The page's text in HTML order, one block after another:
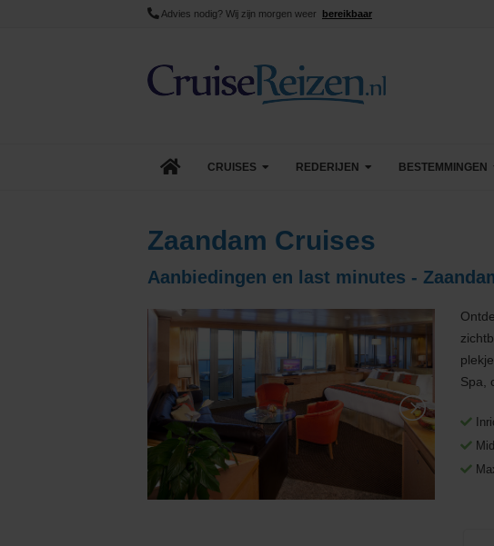
Advies nodig? Wij zijn morgen weer bereikbaar
CRUISES
Aanbiedingen
Goedkope Cruises
Minicruises
Grand Voyages & Wereldcruises
Cruises vanuit Nederland
Familiecruises
REDERIJEN
Azamara
Celebrity Cruises
Costa Cruises
Cunard Line
Disney Cruise Line
Explora Journeys
BESTEMMINGEN
Caribbean &
Dubai & Emiraten
Middellandse
Noord-Amerika
Noord-Europa
Zaandam Cruises
Aanbiedingen en last minutes -
Spa,